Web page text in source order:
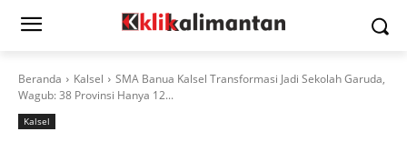
Beranda Kalsel
SMA Banua Kalsel Transformasi Jadi Sekolah Garuda,
Wagub: 38 Provinsi Hanya 12...
Kalsel